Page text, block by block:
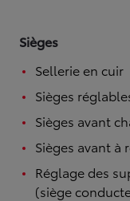
Sièges
Sellerie en cuir
Sièges
Sièges avant
Sièges avant à
Réglage des
(siège